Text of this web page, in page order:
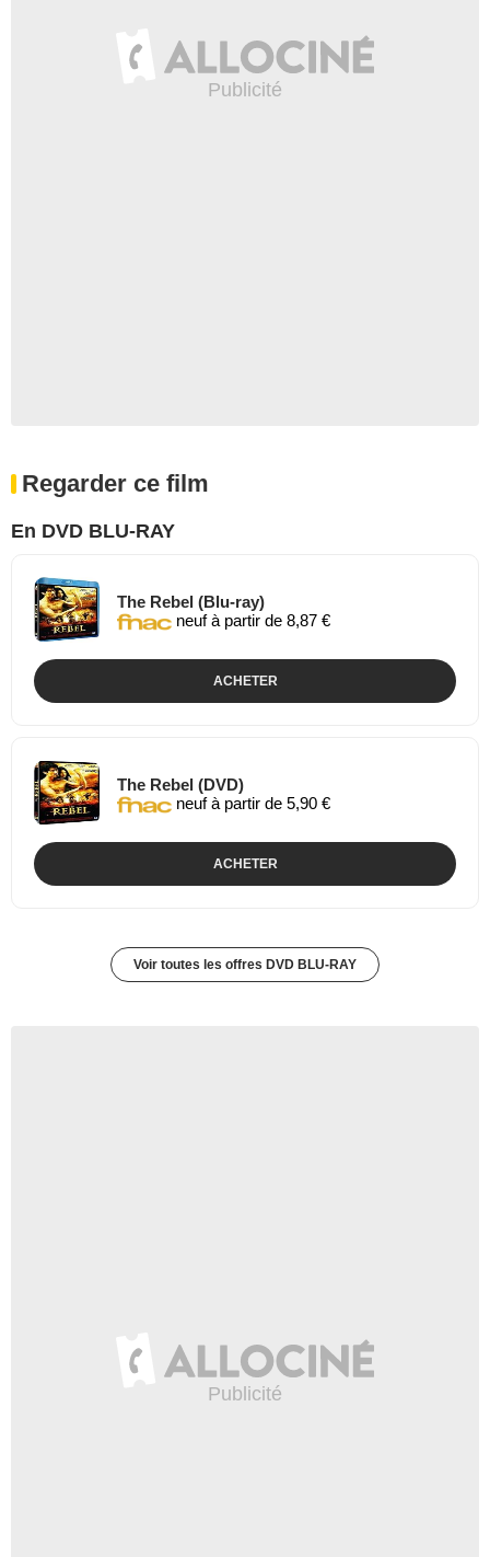
Regarder ce film
En DVD BLU-RAY
The Rebel (Blu-ray)
neuf à partir de 8,87 €
ACHETER
The Rebel (DVD)
neuf à partir de 5,90 €
ACHETER
Voir toutes les offres DVD BLU-RAY